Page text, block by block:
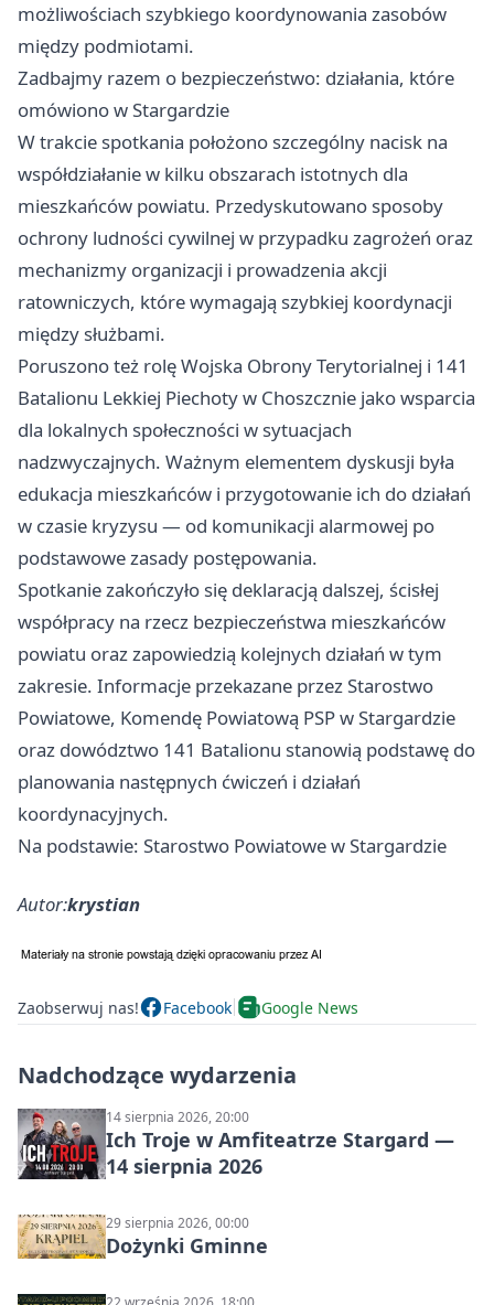
możliwościach szybkiego koordynowania zasobów
między podmiotami.
Zadbajmy razem o bezpieczeństwo: działania, które
omówiono w Stargardzie
W trakcie spotkania położono szczególny nacisk na
współdziałanie w kilku obszarach istotnych dla
mieszkańców powiatu. Przedyskutowano sposoby
ochrony ludności cywilnej w przypadku zagrożeń oraz
mechanizmy organizacji i prowadzenia akcji
ratowniczych, które wymagają szybkiej koordynacji
między służbami.
Poruszono też rolę Wojska Obrony Terytorialnej i 141
Batalionu Lekkiej Piechoty w Choszcznie jako wsparcia
dla lokalnych społeczności w sytuacjach
nadzwyczajnych. Ważnym elementem dyskusji była
edukacja mieszkańców i przygotowanie ich do działań
w czasie kryzysu — od komunikacji alarmowej po
podstawowe zasady postępowania.
Spotkanie zakończyło się deklaracją dalszej, ścisłej
współpracy na rzecz bezpieczeństwa mieszkańców
powiatu oraz zapowiedzią kolejnych działań w tym
zakresie. Informacje przekazane przez Starostwo
Powiatowe, Komendę Powiatową PSP w Stargardzie
oraz dowództwo 141 Batalionu stanowią podstawę do
planowania następnych ćwiczeń i działań
koordynacyjnych.
Na podstawie: Starostwo Powiatowe w Stargardzie
Autor:krystian
Zaobserwuj nas! Facebook Google News
Nadchodzące wydarzenia
14 sierpnia 2026, 20:00
Ich Troje w Amfiteatrze Stargard —
14 sierpnia 2026
29 sierpnia 2026, 00:00
Dożynki Gminne